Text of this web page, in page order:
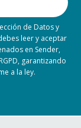
de Datos y
leer y aceptar
en Sender,
garantizando
a la ley.